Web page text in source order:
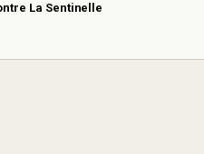
La Sentinelle